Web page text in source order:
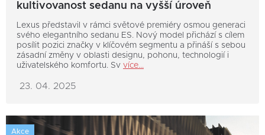
kultivovanost sedanu na vyšší úroveň
Lexus představil v rámci světové premiéry osmou generaci
svého elegantního sedanu ES. Nový model přichází s cílem
posílit pozici značky v klíčovém segmentu a přináší s sebou
zásadní změny v oblasti designu, pohonu, technologií i
uživatelského komfortu. Sv více...
23. 04. 2025
Akce